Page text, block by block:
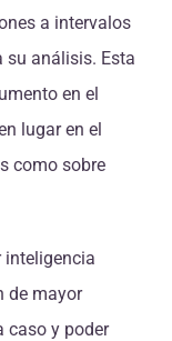
a intervalos
su análisis. Esta
en el
lugar en el
como sobre
inteligencia
de mayor
caso y poder